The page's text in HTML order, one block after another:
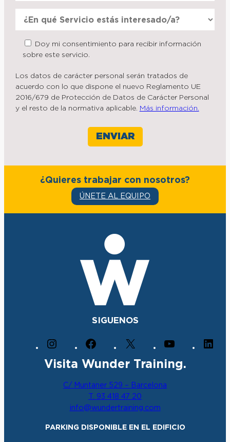
Doy mi consentimiento para recibir información
sobre este servicio.
Los datos de carácter personal serán tratados de
acuerdo con lo que dispone el nuevo Reglamento UE
2016/679 de Protección de Datos de Carácter Personal
y el resto de la normativa aplicable. Más información.
¿Quieres trabajar con nosotros?
ÚNETE AL EQUIPO
SIGUENOS
s
c
b
o
o
u
Visita Wunder Training.
C/ Muntaner 529 – Barcelona
T. 93 418 47 20
info@wundertraining.com
PARKING DISPONIBLE EN EL EDIFICIO